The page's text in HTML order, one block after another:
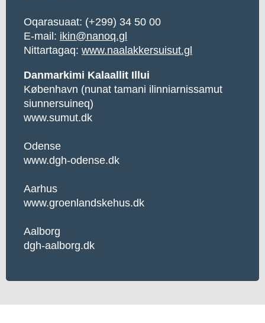
Oqarasuaat: (+299) 34 50 00
E-mail: ikin@nanoq.gl
Nittartagaq: www.naalakkersuisut.gl
Danmarkimi Kalaallit Illui
København (nunat tamani ilinniarnissamut
siunnersuineq)
www.sumut.dk
Odense
www.dgh-odense.dk
Aarhus
www.groenlandskehus.dk
Aalborg
dgh-aalborg.dk